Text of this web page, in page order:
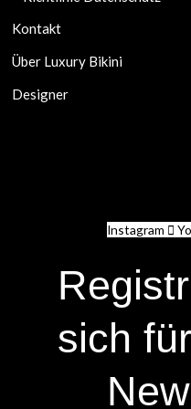
Kontakt
Über Luxury Bikini
Designer
Instagram
sich